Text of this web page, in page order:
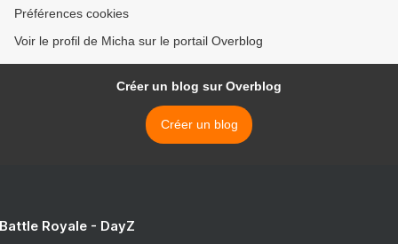
Préférences cookies
Voir le profil de Micha sur le portail Overblog
Créer un blog sur Overblog
Créer un blog
Royale - DayZ